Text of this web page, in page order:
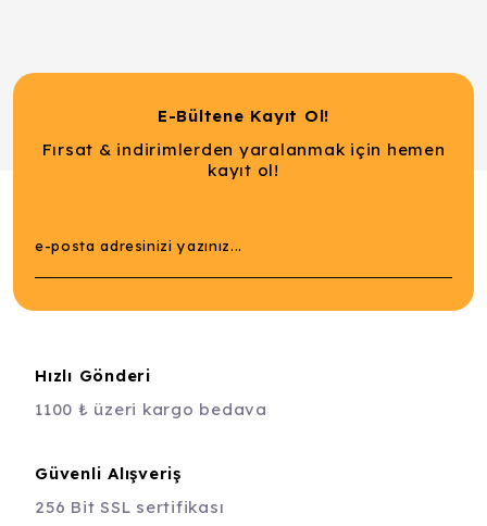
E-Bültene Kayıt Ol!
Fırsat & indirimlerden yaralanmak için hemen
kayıt ol!
Hızlı Gönderi
1100 ₺ üzeri kargo bedava
Güvenli Alışveriş
256 Bit SSL sertifikası